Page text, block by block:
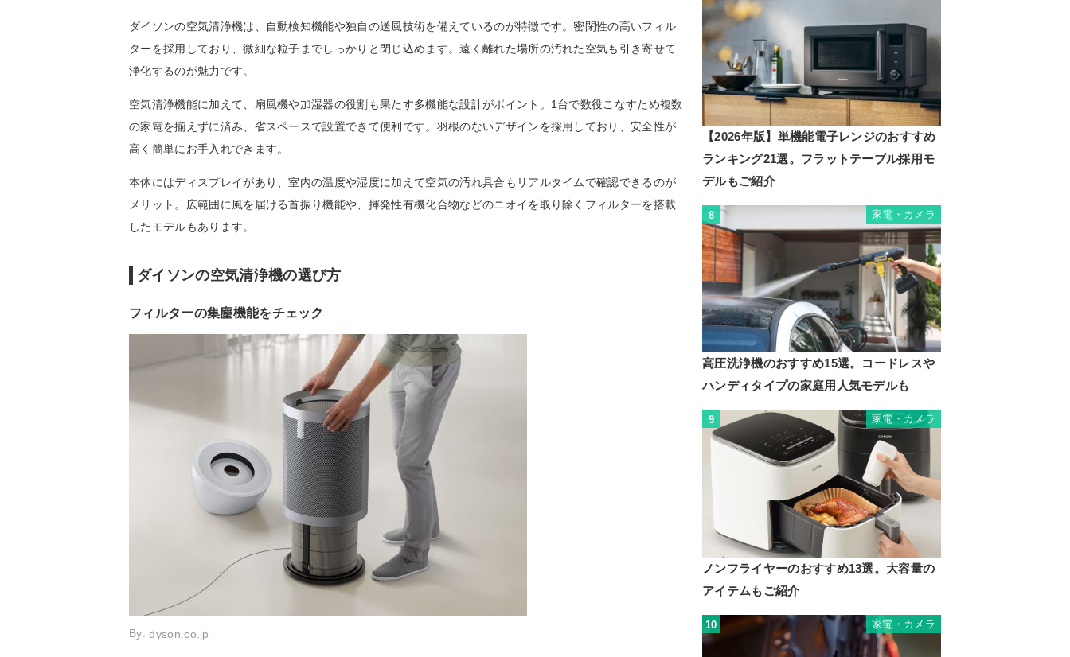
ダイソンの空気清浄機は、自動検知機能や独自の送風技術を備えているのが特徴です。密閉性の高いフィル
ターを採用しており、微細な粒子までしっかりと閉じ込めます。遠く離れた場所の汚れた空気も引き寄せて
浄化するのが魅力です。
空気清浄機能に加えて、扇風機や加湿器の役割も果たす多機能な設計がポイント。1台で数役こなすため複数
の家電を揃えずに済み、省スペースで設置できて便利です。羽根のないデザインを採用しており、安全性が
高く簡単にお手入れできます。
本体にはディスプレイがあり、室内の温度や湿度に加えて空気の汚れ具合もリアルタイムで確認できるのが
メリット。広範囲に風を届ける首振り機能や、揮発性有機化合物などのニオイを取り除くフィルターを搭載
したモデルもあります。
ダイソンの空気清浄機の選び方
フィルターの集塵機能をチェック
By:dyson.co.jp
【2026年版】単機能電子レンジのおすすめ
ランキング21選。フラットテーブル採用モ
デルもご紹介
8 家電・カメラ
高圧洗浄機のおすすめ15選。コードレスや
ハンディタイプの家庭用人気モデルも
9 家電・カメラ
ノンフライヤーのおすすめ13選。大容量の
アイテムもご紹介
10 家電・カメラ